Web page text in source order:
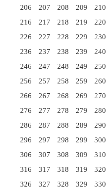
206
207 208 209 210
216
217 218 219 220
226
227 228 229 230
236
237 238 239 240
246
247 248 249 250
256
257 258 259 260
266
267 268 269 270
276
277 278 279 280
286
287 288 289 290
296
297 298 299 300
306
307 308 309 310
316
317 318 319 320
326
327 328 329 330